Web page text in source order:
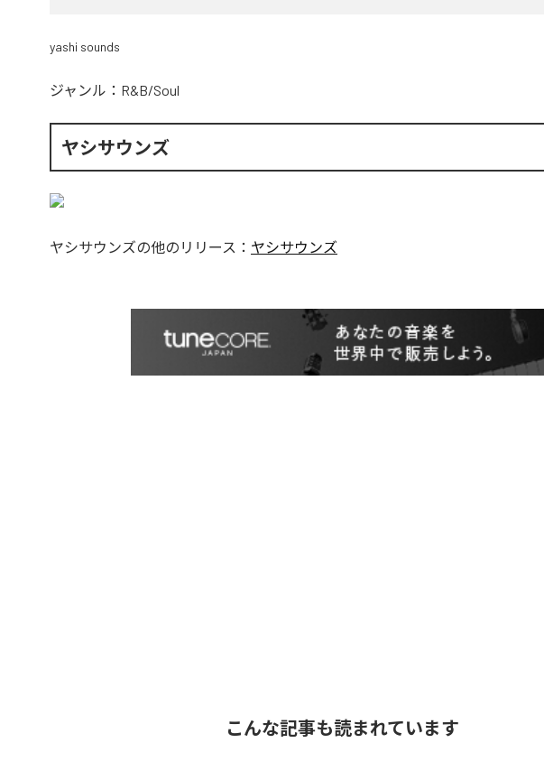
yashi sounds
ジャンル： R&B/Soul
ヤシサウンズ
ヤシサウンズの他のリリース： ヤシサウンズ
こんな記事も読まれています